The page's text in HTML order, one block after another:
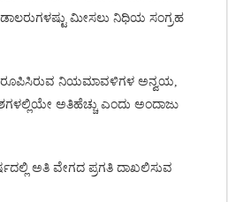
ಡಾಲರುಗಳಷ್ಟು ಮೀಸಲು ನಿಧಿಯ ಸಂಗ್ರಹ
ರೂಪಿಸಿರುವ ನಿಯಮಾವಳಿಗಳ ಅನ್ವಯ,
ಅತಿಹೆಚ್ಚು ಎಂದು ಅಂದಾಜು
ಅತಿ ವೇಗದ ಪ್ರಗತಿ ದಾಖಲಿಸುವ